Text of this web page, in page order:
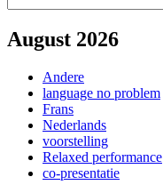
August 2026
Andere
language no problem
Frans
Nederlands
voorstelling
Relaxed performance
co-presentatie